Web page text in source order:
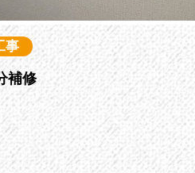
事
補修